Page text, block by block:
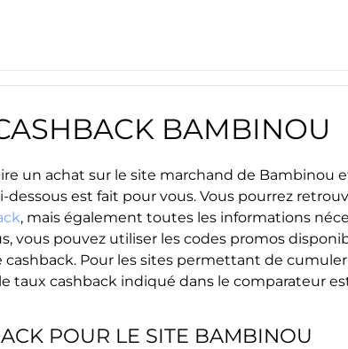
BAMBINOU
un achat sur le site marchand de Bambinou
est fait pour vous. Vous pourrez
, mais également toutes les informations
vous pouvez utiliser les codes promos
cashback. Pour les sites permettant de
taux cashback indiqué dans le comparateur
POUR LE SITE BAMBINOU